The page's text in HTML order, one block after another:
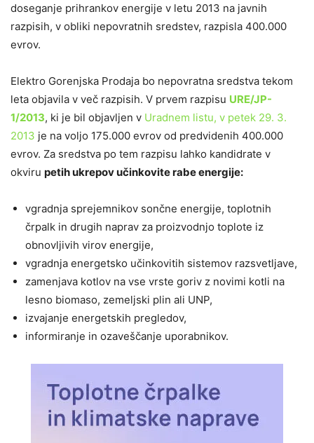
doseganje prihrankov energije v letu 2013 na javnih
razpisih, v obliki nepovratnih sredstev, razpisla 400.000
evrov.
Elektro Gorenjska Prodaja bo nepovratna sredstva tekom
leta objavila v več razpisih. V prvem razpisu URE/JP-
1/2013, ki je bil objavljen v Uradnem listu, v petek 29. 3.
2013 je na voljo 175.000 evrov od predvidenih 400.000
evrov. Za sredstva po tem razpisu lahko kandidrate v
okviru petih ukrepov učinkovite rabe energije:
vgradnja sprejemnikov sončne energije, toplotnih
črpalk in drugih naprav za proizvodnjo toplote iz
obnovljivih virov energije,
vgradnja energetsko učinkovitih sistemov razsvetljave,
zamenjava kotlov na vse vrste goriv z novimi kotli na
lesno biomaso, zemeljski plin ali UNP,
izvajanje energetskih pregledov,
informiranje in ozaveščanje uporabnikov.